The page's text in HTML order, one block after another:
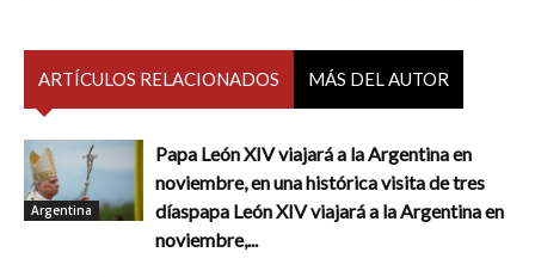
ARTÍCULOS RELACIONADOS MÁS DEL AUTOR
Argentina
Papa León XIV viajará a la Argentina en
noviembre, en una histórica visita de tres
díaspapa León XIV viajará a la Argentina en
noviembre,...